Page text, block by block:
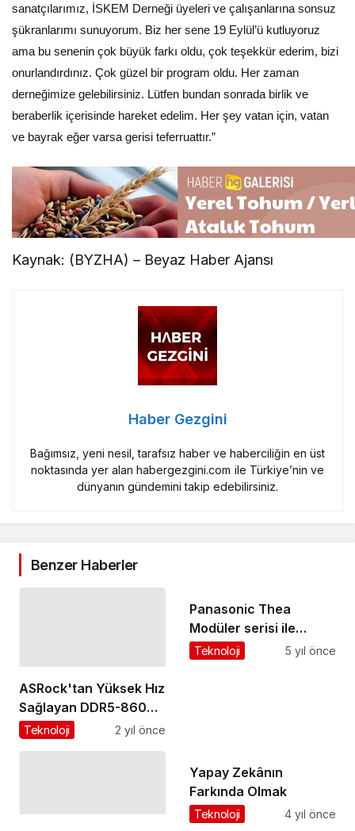
sanatçılarımız, İSKEM Derneği üyeleri ve çalışanlarına sonsuz
şükranlarımı sunuyorum. Biz her sene 19 Eylül’ü kutluyoruz
ama bu senenin çok büyük farkı oldu, çok teşekkür ederim, bizi
onurlandırdınız. Çok güzel bir program oldu. Her zaman
derneğimize gelebilirsiniz. Lütfen bundan sonrada birlik ve
beraberlik içerisinde hareket edelim. Her şey vatan için, vatan
ve bayrak eğer varsa gerisi teferruattır.”
Kaynak: (BYZHA) – Beyaz Haber Ajansı
Haber Gezgini
Bağımsız, yeni nesil, tarafsız haber ve haberciliğin en üst
noktasında yer alan habergezgini.com ile Türkiye’nin ve
dünyanın gündemini takip edebilirsiniz.
Benzer Haberler
ASRock'tan Yüksek Hız
Sağlayan DDR5-8600
Destekli ve Dünya
Teknoloji 2 yıl önce
Panasonic Thea
Modüler serisi ile
mekanlar sanat
Teknoloji 5 yıl önce
Yapay Zekânın
Farkında Olmak
Teknoloji 4 yıl önce